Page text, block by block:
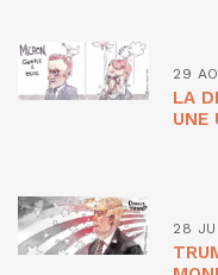
29
LA
UNE
28